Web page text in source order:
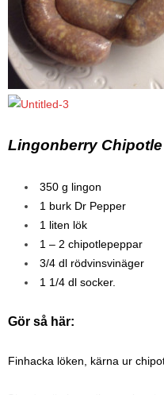
Lingonberry
350 g lingon
1 burk Dr Pepper
1 liten lök
1 – 2 chipotlepeppar
3/4 dl rödvinsvinäger
1 1/4 dl socker.
Gör så här:
Finhacka löken, kärna ur